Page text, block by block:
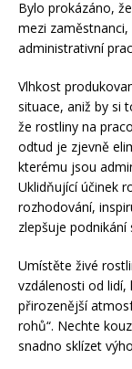
Bylo prokázáno,
mezi
administrativní
Vlhkost
situace, aniž by si
že rostliny na
odtud je zjevně
kterému jsou
Uklidňující účinek
rozhodování,
zlepšuje podnikání
Umístěte živé
vzdálenosti od
přirozenější
rohů“. Nechte
snadno sklízet